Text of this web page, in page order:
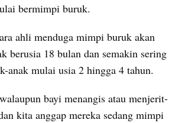
bermimpi buruk.
ahli menduga mimpi buruk akan
berusia 18 bulan dan semakin sering
anak mulai usia 2 hingga 4 tahun.
bayi menangis atau menjerit-
kita anggap mereka sedang mimpi